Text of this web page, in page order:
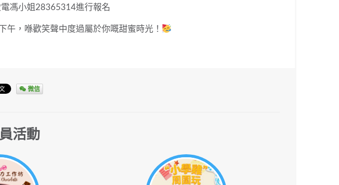
馮小姐28365314進行報名
午，喺歡笑聲中度過屬於你嘅甜蜜時光！
微信
活動